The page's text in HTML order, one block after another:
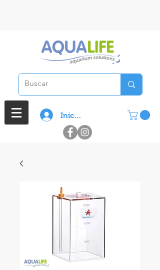
Iniciar sesión